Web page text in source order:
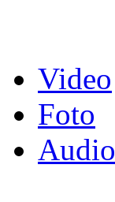
Video
Foto
Audio